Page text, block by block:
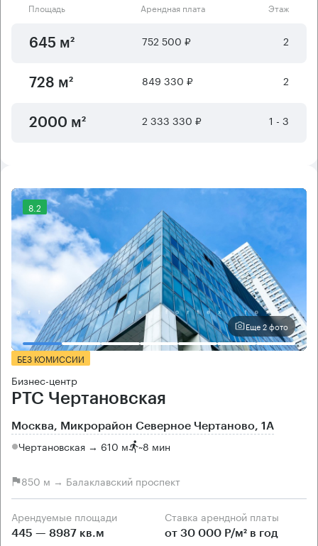
Площадь Арендная плата Этаж
645 м² 752 500 ₽ 2
728 м² 849 330 ₽ 2
2000 м² 2 333 330 ₽ 1 - 3
8.2
Еще 2 фото
БЕЗ КОМИССИИ
Бизнес-центр
РТС Чертановская
Москва, Микрорайон Северное Чертаново, 1А
Чертановская → 610 м ~8 мин
850 м → Балаклавский проспект
Арендуемые площади
445 — 8987 кв.м
Ставка арендной платы
от 30 000 Р/м² в год